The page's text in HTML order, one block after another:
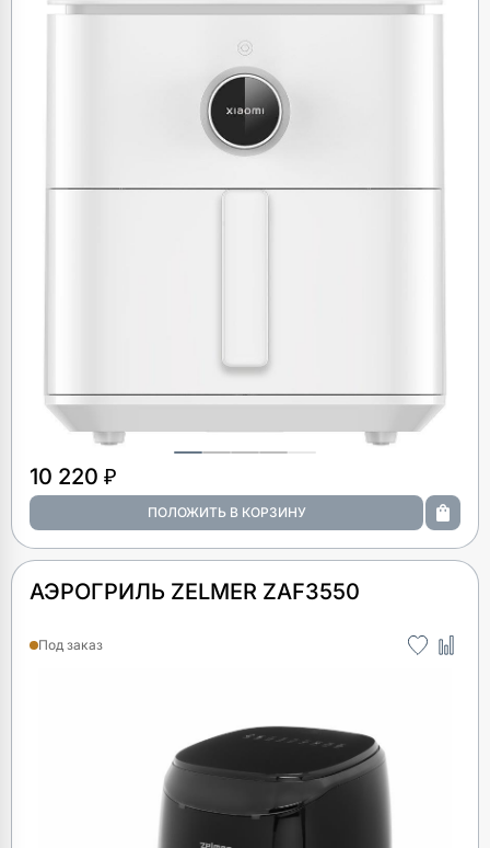
10 220 ₽
АЭРОГРИЛЬ ZELMER ZAF3550
Под заказ